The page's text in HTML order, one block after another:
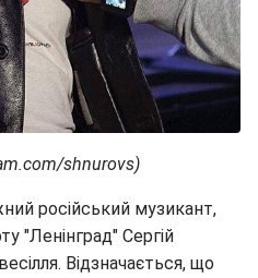
shnurovs)
російський музикант,
"Ленінград" Сергій
Відзначається, що